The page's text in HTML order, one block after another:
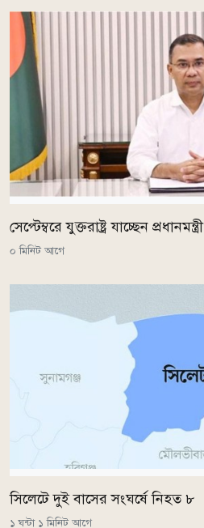
সেপ্টেম্বরে যুক্তরাষ্ট্র যাচ্ছেন প্রধানমন্ত্রী
০ মিনিট আগে
সিলেটে দুই বাসের সংঘর্ষে নিহত ৮
১ ঘন্টা ১ মিনিট আগে